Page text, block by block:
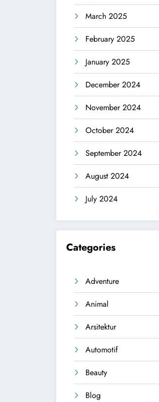
March 2025
February 2025
January 2025
December 2024
November 2024
October 2024
September 2024
August 2024
July 2024
Categories
Adventure
Animal
Arsitektur
Automotif
Beauty
Blog